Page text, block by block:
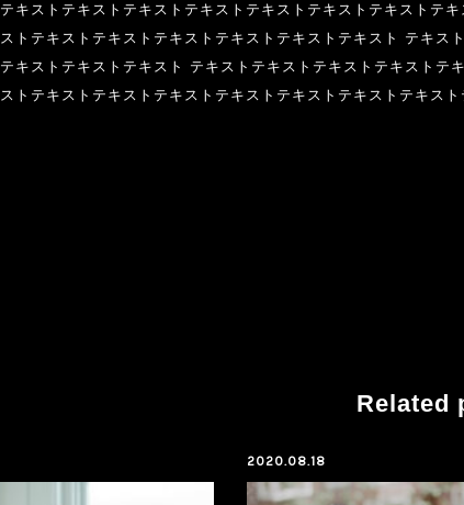
テキストテキストテキストテキストテキストテキストテキストテ
ストテキストテキストテキストテキストテキストテキスト テキス
テキストテキストテキスト テキストテキストテキストテキストテ
ストテキストテキストテキストテキストテキストテキストテキスト
Related
2020.08.18